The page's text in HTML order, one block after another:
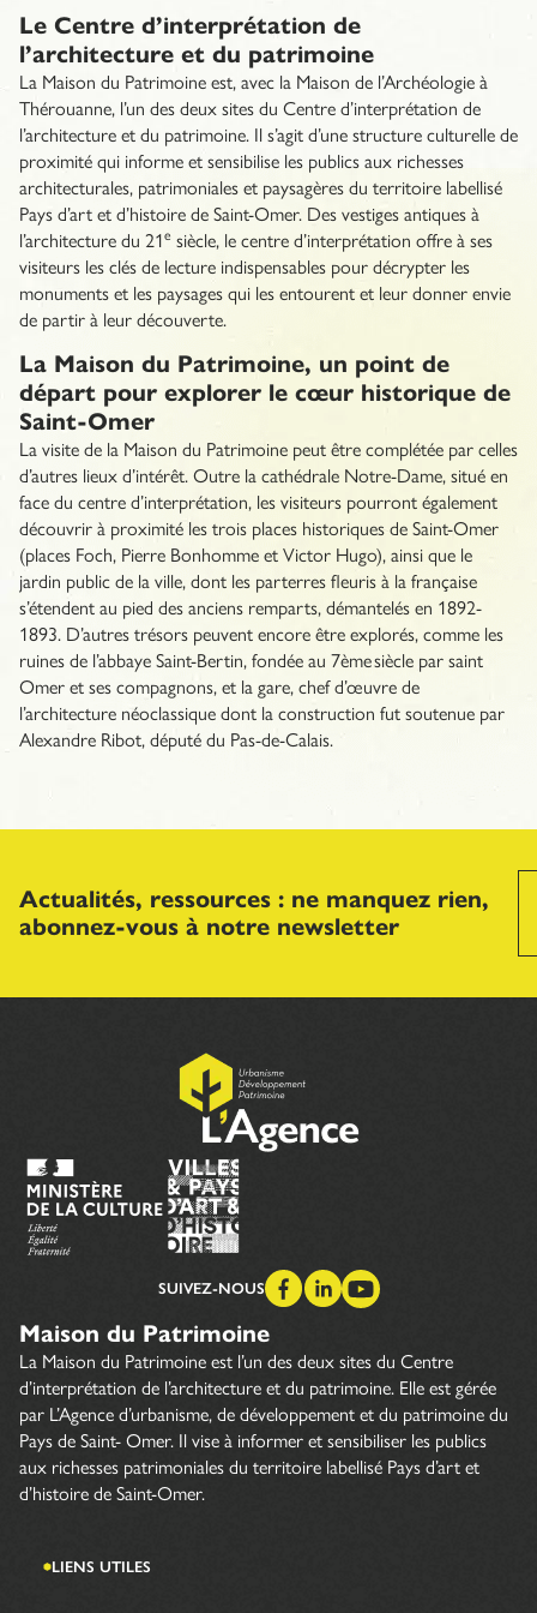
Le Centre d’interprétation de
l’architecture et du patrimoine
La Maison du Patrimoine est, avec la Maison de l’Archéologie à
Thérouanne, l’un des deux sites du Centre d’interprétation de
l’architecture et du patrimoine. Il s’agit d’une structure culturelle de
proximité qui informe et sensibilise les publics aux richesses
architecturales, patrimoniales et paysagères du territoire labellisé
Pays d’art et d’histoire de Saint-Omer. Des vestiges antiques à
l’architecture du 21e siècle, le centre d’interprétation offre à ses
visiteurs les clés de lecture indispensables pour décrypter les
monuments et les paysages qui les entourent et leur donner envie
de partir à leur découverte.
La Maison du Patrimoine, un point de
départ pour explorer le cœur historique de
Saint-Omer
La visite de la Maison du Patrimoine peut être complétée par celles
d’autres lieux d’intérêt. Outre la cathédrale Notre-Dame, situé en
face du centre d’interprétation, les visiteurs pourront également
découvrir à proximité les trois places historiques de Saint-Omer
(places Foch, Pierre Bonhomme et Victor Hugo), ainsi que le
jardin public de la ville, dont les parterres fleuris à la française
s’étendent au pied des anciens remparts, démantelés en 1892-
1893. D’autres trésors peuvent encore être explorés, comme les
ruines de l’abbaye Saint-Bertin, fondée au 7ème siècle par saint
Omer et ses compagnons, et la gare, chef d’œuvre de
l’architecture néoclassique dont la construction fut soutenue par
Alexandre Ribot, député du Pas-de-Calais.
Actualités, ressources : ne manquez rien,
abonnez-vous à notre newsletter
SUIVEZ-NOUS
Maison du Patrimoine
La Maison du Patrimoine est l’un des deux sites du Centre
d’interprétation de l’architecture et du patrimoine. Elle est gérée
par L’Agence d’urbanisme, de développement et du patrimoine du
Pays de Saint- Omer. Il vise à informer et sensibiliser les publics
aux richesses patrimoniales du territoire labellisé Pays d’art et
d’histoire de Saint-Omer.
LIENS UTILES